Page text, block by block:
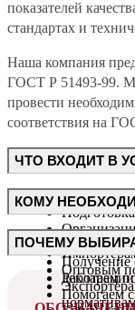
показателей
стандартах и
Наша компания
ГОСТ Р 51493-99.
провести
соответствия на
ЧТО ВХОДИТ В
Получение
декларации
КОМУ
Оптовым
ПОЧЕМУ
Работаем
Помогаем